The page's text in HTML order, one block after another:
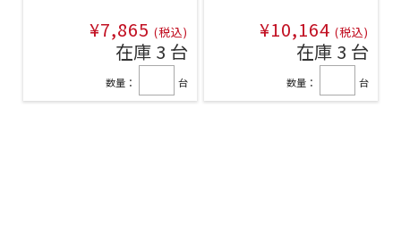
¥7,865 (税込)
在庫 3 台
数量： 台
¥10,164 (税込)
在庫 3 台
数量： 台